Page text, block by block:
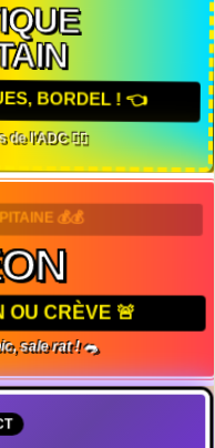
BORDEL ! 👈
de l'ADC 🏴‍☠️
💰💰
OU CRÈVE 🚨
sale rat ! 🐀